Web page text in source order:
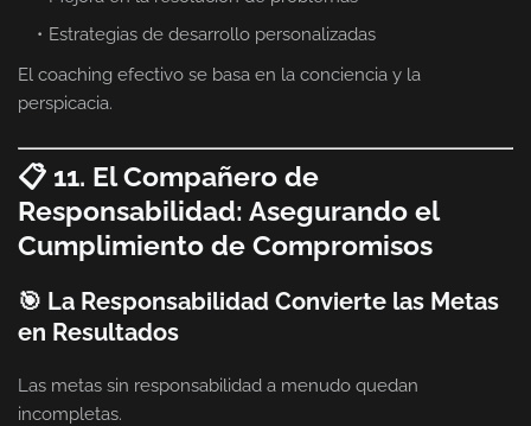
Estrategias de desarrollo personalizadas
El coaching efectivo se basa en la conciencia y la
perspicacia.
📋 11. El Compañero de
Responsabilidad: Asegurando el
Cumplimiento de Compromisos
🎯 La Responsabilidad Convierte las Metas
en Resultados
Las metas sin responsabilidad a menudo quedan
incompletas.